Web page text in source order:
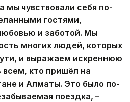
мы чувствовали себя по-
гостями,
и заботой. Мы
многих людей, которых
и выражаем искреннюю
всем, кто пришёл на
и Алматы. Это было по-
поездка, –